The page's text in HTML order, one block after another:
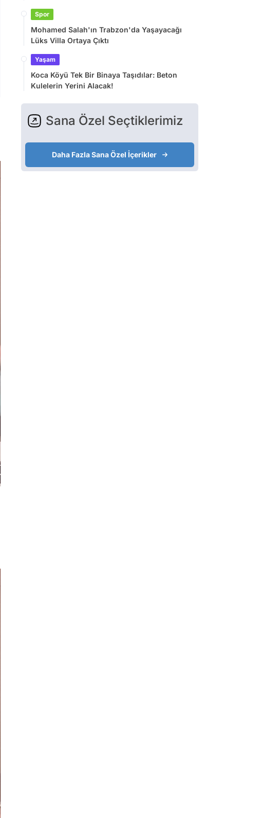
Spor
Mohamed Salah'ın Trabzon'da Yaşayacağı
Lüks Villa Ortaya Çıktı
Yaşam
Koca Köyü Tek Bir Binaya Taşıdılar: Beton
Kulelerin Yerini Alacak!
Sana Özel Seçtiklerimiz
Daha Fazla Sana Özel İçerikler